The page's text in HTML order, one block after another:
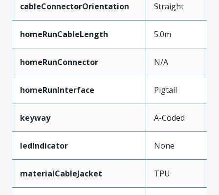
cableConnectorOrientation Straight
homeRunCableLength 5.0m
homeRunConnector N/A
homeRunInterface Pigtail
keyway A-Coded
ledIndicator None
materialCableJacket TPU